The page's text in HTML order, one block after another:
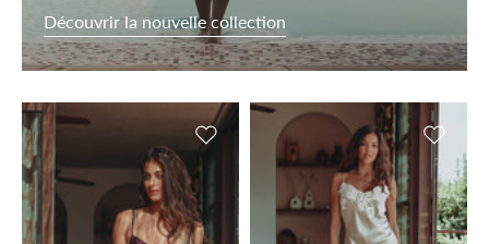
Ajouter à la liste de souhaitsAjouter
Découvrir la nouvelle collection